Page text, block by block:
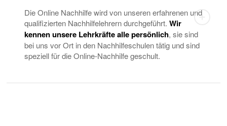
Die Online Nachhilfe wird von unseren erfahrenen und
qualifizierten Nachhilfelehrern durchgeführt.Wir
kennen unsere Lehrkräfte alle persönlich, sie sind
bei uns vor Ort in den Nachhilfeschulen tätig und sind
speziell für die Online-Nachhilfe geschult.